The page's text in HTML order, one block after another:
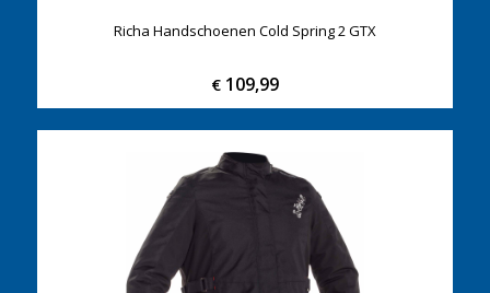
Richa Handschoenen Cold Spring 2 GTX
€109,99